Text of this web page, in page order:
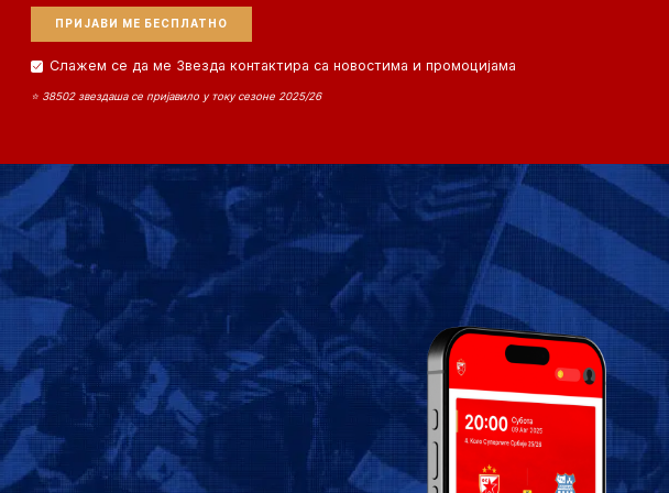
Слажем се да ме Звезда контактира са новостима и промоцијама
⭐ 38502 звездаша се пријавило у току сезоне 2025/26